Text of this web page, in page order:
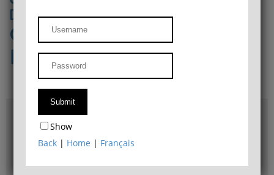
Départment of Philosophy
Center for Phenomenological
Research
Access & maps
Philosophy Department Library
Show
Back | Home | Français